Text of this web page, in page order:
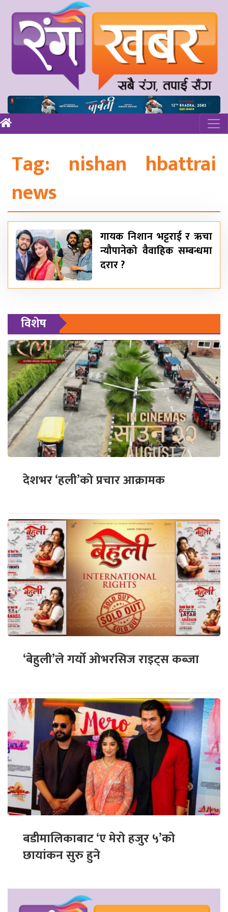
Tag: nishan hbattrai
news
गायक निशान भट्टराई र ऋचा
न्यौपानेको वैवाहिक सम्बन्धमा
दरार ?
विशेष
देशभर ‘हली’को प्रचार आक्रामक
‘बेहुली’ले गर्यो ओभरसिज राइट्स कब्जा
बडीमालिकाबाट ‘ए मेरो हजुर ५’को
छायांकन सुरु हुने